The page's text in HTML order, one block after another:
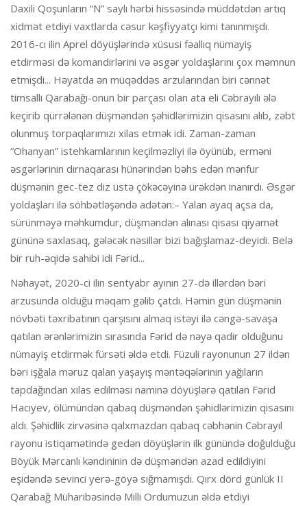
Daxili Qoşunların “N” saylı hərbi hissəsində müddətdən artıq
xidmət etdiyi vaxtlarda cəsur kəşfiyyatçı kimi tanınmışdı.
2016-cı ilin Aprel döyüşlərində xüsusi fəallıq nümayiş
etdirməsi də komandirlərini və əsgər yoldaşlarını çox məmnun
etmişdi... Həyatda ən müqəddəs arzularından biri cənnət
timsallı Qarabağı-onun bir parçası olan ata eli Cəbrayılı ələ
keçirib qürrələnən düşməndən şəhidlərimizin qisasını alıb, zəbt
olunmuş torpaqlarımızı xilas etmək idi. Zaman-zaman
“Ohanyan” istehkamlarının keçilməzliyi ilə öyünüb, erməni
əsgərlərinin dırnaqarası hünərindən bəhs edən mənfur
düşmənin gec-tez diz üstə çökəcəyinə ürəkdən inanırdı. Əsgər
yoldaşları ilə söhbətləşəndə adətən:– Yalan ayaq açsa da,
sürünməyə məhkumdur, düşməndən alınası qisası qiyamət
gününə saxlasaq, gələcək nəsillər bizi bağışlamaz-deyidi. Belə
bir ruh-əqidə sahibi idi Fərid...
Nəhayət, 2020-ci ilin sentyabr ayının 27-də illərdən bəri
arzusunda olduğu məqam gəlib çatdı. Həmin gün düşmənin
növbəti təxribatının qarşısını almaq istəyi ilə cəngə-savaşa
qatılan ərənlərimizin sırasında Fərid də nəyə qadir olduğunu
nümayiş etdirmək fürsəti əldə etdi. Füzuli rayonunun 27 ildən
bəri işğala məruz qalan yaşayış məntəqələrinin yağıların
tapdağından xilas edilməsi naminə döyüşlərə qatılan Fərid
Hacıyev, ölümündən qabaq düşməndən şəhidlərimizin qisasını
aldı. Şəhidlik zirvəsinə qalxmazdan qabaq cəbhənin Cəbrayıl
rayonu istiqamətində gedən döyüşlərin ilk günündə doğulduğu
Böyük Mərcanlı kəndininin də düşməndən azad edildiyini
eşidəndə sevinci yerə-göyə sığmamışdı. Qırx dörd günlük II
Qarabağ Müharibəsində Milli Ordumuzun əldə etdiyi